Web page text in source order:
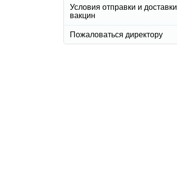
Условия отправки и доставки
вакцин
Пожаловаться директору